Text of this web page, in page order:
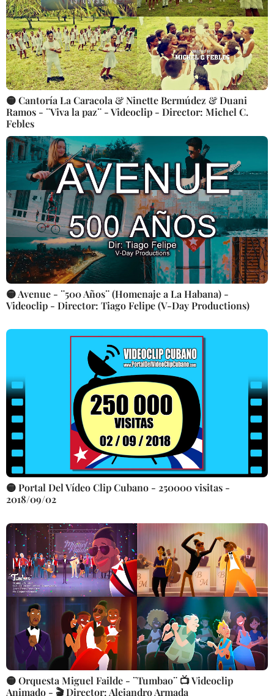
🟡 Cantoría La Caracola & Ninette Bermúdez & Duani
Ramos - ¨Viva la paz¨ - Videoclip - Director: Michel C.
Febles
🟡 Avenue - ¨500 Años¨ (Homenaje a La Habana) -
Videoclip - Director: Tiago Felipe (V-Day Productions)
🟡 Portal Del Vídeo Clip Cubano - 250000 visitas -
2018/09/02
🟡 Orquesta Miguel Failde - ¨Tumbao¨ 📺 Videoclip
Animado - 🎬 Director: Alejandro Armada